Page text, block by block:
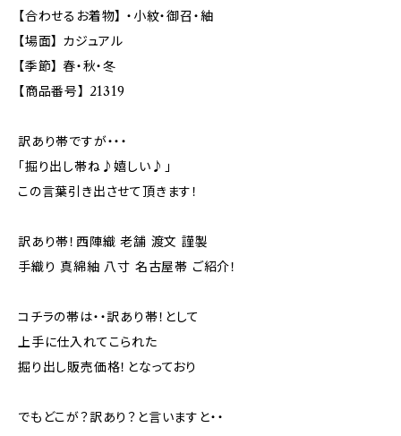
【合わせるお着物】 ・小紋・御召・紬
【場面】 カジュアル
【季節】 春・秋・冬
【商品番号】 21319
訳あり帯ですが・・・
「掘り出し帯ね♪嬉しい♪」
この言葉引き出させて頂きます！
訳あり帯！西陣織 老舗 渡文 謹製
手織り 真綿紬 八寸 名古屋帯 ご紹介！
コチラの帯は・・訳あり帯！として
上手に仕入れてこられた
掘り出し販売価格！となっており
でもどこが？訳あり？と言いますと・・